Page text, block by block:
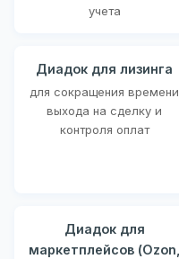
учета
Диадок для лизинга
для сокращения времени
выхода на сделку и
контроля оплат
Диадок для
маркетплейсов (Ozon,